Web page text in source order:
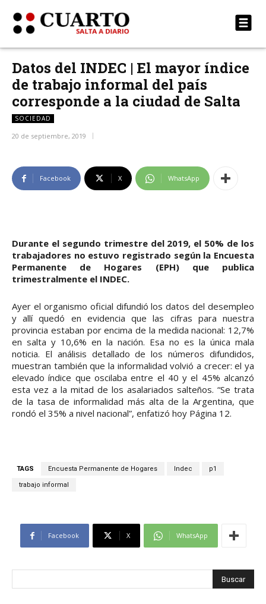
Datos del INDEC | El mayor índice
de trabajo informal del país
corresponde a la ciudad de Salta
SOCIEDAD
20 de septiembre, 2019
Facebook X WhatsApp
Durante el segundo trimestre del 2019, el 50% de los
trabajadores no estuvo registrado según la Encuesta
Permanente de Hogares (EPH) que publica
trimestralmente el INDEC.
Ayer el organismo oficial difundió los datos del desempleo
y allí quedó en evidencia que las cifras para nuestra
provincia estaban por encima de la medida nacional: 12,7%
en salta y 10,6% en la nación. Esa no es la única mala
noticia. El análisis detallado de los números difundidos,
muestran también que la informalidad volvió a crecer: el ya
elevado índice que oscilaba entre el 40 y el 45% alcanzó
esta vez a la mitad de los asalariados salteños. “Se trata
de la tasa de informalidad más alta de la Argentina, que
rondó el 35% a nivel nacional”, enfatizó hoy Página 12.
TAGS Encuesta Permanente de Hogares Indec p1
trabajo informal
Facebook X WhatsApp